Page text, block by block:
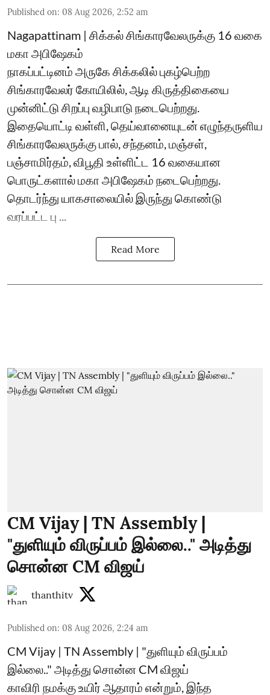
Published on: 08 Aug 2026, 2:52 am
Nagapattinam | சிக்கல் சிங்காரவேலருக்கு 16 வகை
மகா அபிஷேகம்
நாகப்பட்டினம் அருகே சிக்கலில் புகழ்பெற்ற
சிங்காரவேலர் கோயிலில், ஆடி கிருத்திகையை
முன்னிட்டு சிறப்பு வழிபாடு நடைபெற்றது.
இதையொட்டி வள்ளி, தெய்வானையுடன் எழுந்தருளிய
சிங்காரவேலருக்கு பால், சந்தனம், மஞ்சள்,
பஞ்சாமிர்தம், விபூதி உள்ளிட்ட 16 வகையான
பொருட்களால் மகா அபிஷேகம் நடைபெற்றது.
தொடர்ந்து யாகசாலையில் இருந்து கொண்டு
வரப்பட்ட பு ...
Read More
CM Vijay | TN Assembly |
"துளியும் விருப்பம் இல்லை.." அடித்து
சொன்ன CM விஜய்
thanthitv
Published on: 08 Aug 2026, 2:24 am
CM Vijay | TN Assembly | "துளியும் விருப்பம்
இல்லை.." அடித்து சொன்ன CM விஜய்
காவிரி நமக்கு உயிர் ஆதாரம் என்றும், இந்த